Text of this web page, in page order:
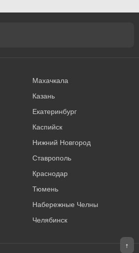
Махачкала
Казань
Екатеринбург
Каспийск
Нижний Новгород
Ставрополь
Краснодар
Тюмень
Набережные Челны
Челябинск
↑